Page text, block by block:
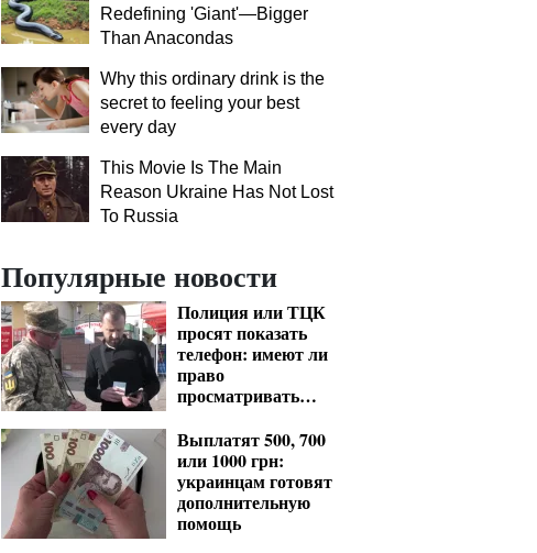
Redefining 'Giant'—Bigger
Than Anacondas
Why this ordinary drink is the
secret to feeling your best
every day
This Movie Is The Main
Reason Ukraine Has Not Lost
To Russia
Популярные новости
Полиция или ТЦК
просят показать
телефон: имеют ли
право
просматривать
фото
Выплатят 500, 700
или 1000 грн:
украинцам готовят
дополнительную
помощь